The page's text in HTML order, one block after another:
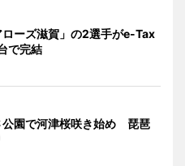
ーズ滋賀」の2選手がe-Tax
で完結
公園で河津桜咲き始め 琵琶